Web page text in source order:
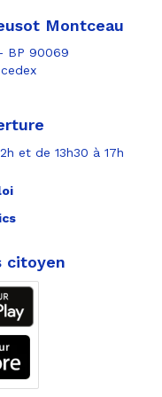
Montceau
BP 90069
et de 13h30 à 17h
citoyen